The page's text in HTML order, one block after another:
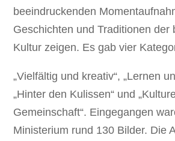
beeindruckenden
Geschichten und Traditionen der
Kultur zeigen. Es gab vier
„Vielfältig und kreativ“, „Lernen
„Hinter den Kulissen“ und
Gemeinschaft“. Eingegangen
Ministerium rund 130 Bilder. Die